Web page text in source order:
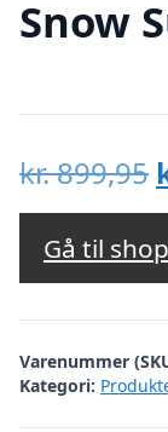
Snow
kr.899,95
Gå til shop
Varenummer
Kategori: